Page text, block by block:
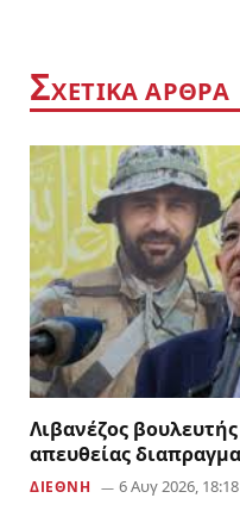
ΣΧΕΤΙΚΑ ΑΡΘΡΑ
Λιβανέζος
απευθείας
ΔΙΕΘΝΗ 6 Αυγ 2026, 18:18